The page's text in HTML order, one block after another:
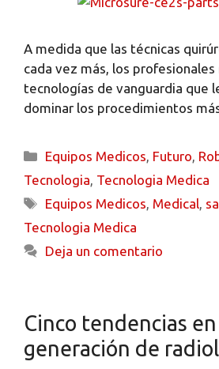
A medida que las técnicas
cada vez más, los
tecnologías de vanguardia que
dominar los procedimientos
Equipos Medicos, Futuro,
Tecnologia, Tecnologia Medica
Equipos Medicos, Medical,
Tecnologia Medica
Deja un comentario
Cinco tendencias
generación de